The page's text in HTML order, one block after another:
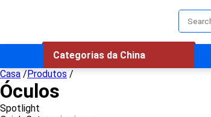
Categorias da China
Casa /Produtos /
Óculos
Spotlight